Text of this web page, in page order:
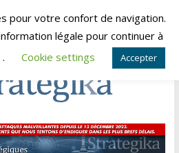
août 8, 2026
pour votre confort de navigation.
légale pour continuer à
Cookie settings Accepter